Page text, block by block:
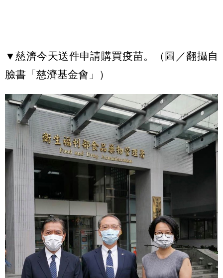
▼慈濟今天送件申請購買疫苗。（圖／翻攝自
臉書「慈濟基金會」）